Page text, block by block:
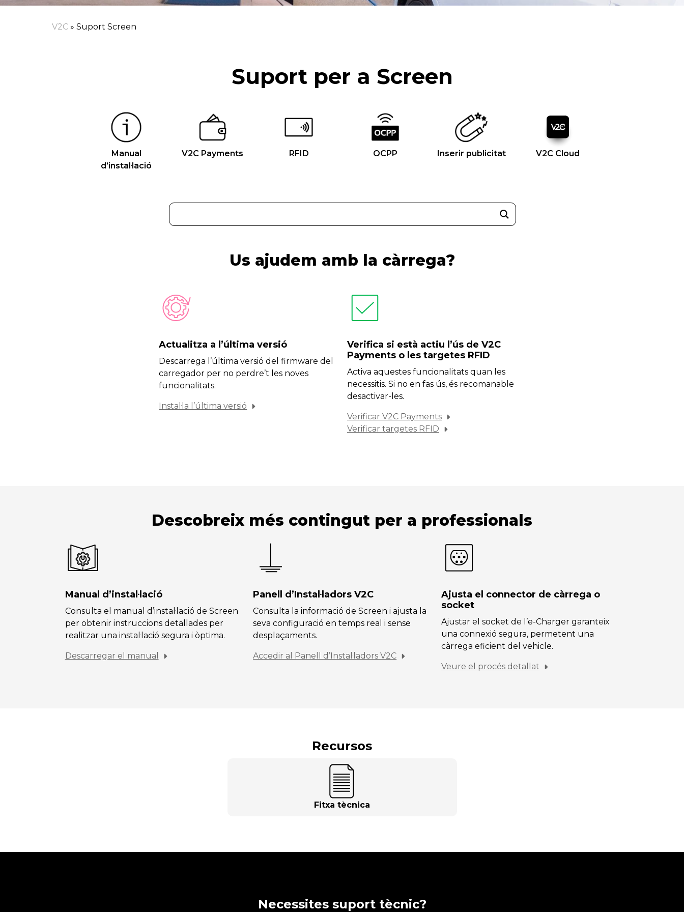
V2C » Suport Screen
Suport per a Screen
Manual
d’instal·lació
V2C Payments RFID OCPP Inserir publicitat V2C Cloud
Us ajudem amb la càrrega?
Actualitza a l’última versió
Descarrega l’última versió del firmware del
carregador per no perdre’t les noves
funcionalitats.
Instal·la l’última versió
Verifica si està actiu l’ús de V2C
Payments o les targetes RFID
Activa aquestes funcionalitats quan les
necessitis. Si no en fas ús, és recomanable
desactivar-les.
Verificar V2C Payments
Verificar targetes RFID
Descobreix més contingut per a professionals
Manual d’instal·lació
Consulta el manual d’instal·lació de Screen
per obtenir instruccions detallades per
realitzar una instal·lació segura i òptima.
Descarregar el manual
Panell d’Instal·ladors V2C
Consulta la informació de Screen i ajusta la
seva configuració en temps real i sense
desplaçaments.
Accedir al Panell d’Instal·ladors V2C
Ajusta el connector de càrrega o
socket
Ajustar el socket de l’e-Charger garanteix
una connexió segura, permetent una
càrrega eficient del vehicle.
Veure el procés detallat
Recursos
Fitxa tècnica
Necessites suport tècnic?